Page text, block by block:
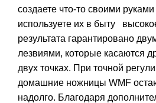
создаете что-то своими
используете их в быту
результата гарантировано
лезвиями, которые касаются
двух точках. При точной
домашние ножницы WMF
надолго. Благодаря